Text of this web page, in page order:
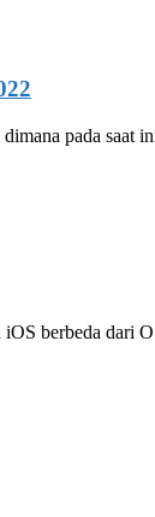
pada
berbeda dari